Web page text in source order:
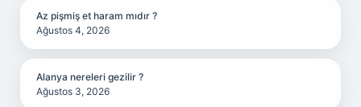
Az pişmiş et haram mıdır ?
Ağustos 4, 2026
Alanya nereleri gezilir ?
Ağustos 3, 2026